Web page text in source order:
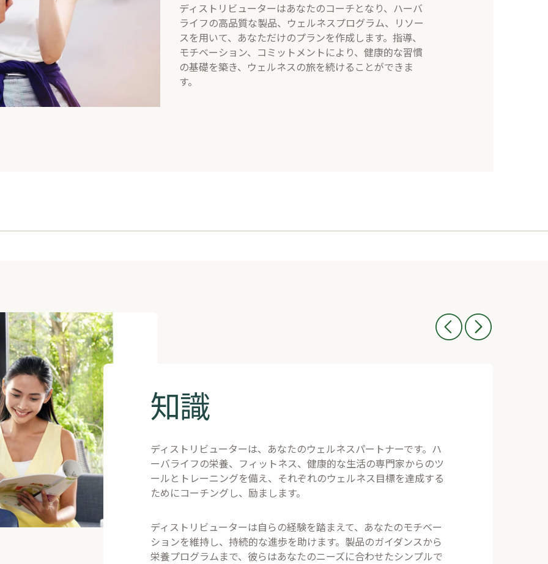
​ディストリビューターはあなたのコーチとなり、ハーバ
ライフの高品質な製品、ウェルネスプログラム、リソー
スを用いて、あなただけのプランを作成します。指導、
モチベーション、コミットメントにより、健康的な習慣
の基礎を築き、ウェルネスの旅を続けることができま
す。
​知識
​ディストリビューターは、あなたのウェルネスパートナーです。ハ
ーバライフの栄養、フィットネス、健康的な生活の専門家からのツ
ールとトレーニングを備え、それぞれのウェルネス目標を達成する
ためにコーチングし、励まします。
​ディストリビューターは自らの経験を踏まえて、あなたのモチベー
ションを維持し、持続的な進歩を助けます。製品のガイダンスから
栄養プログラムまで、彼らはあなたのニーズに合わせたシンプルで